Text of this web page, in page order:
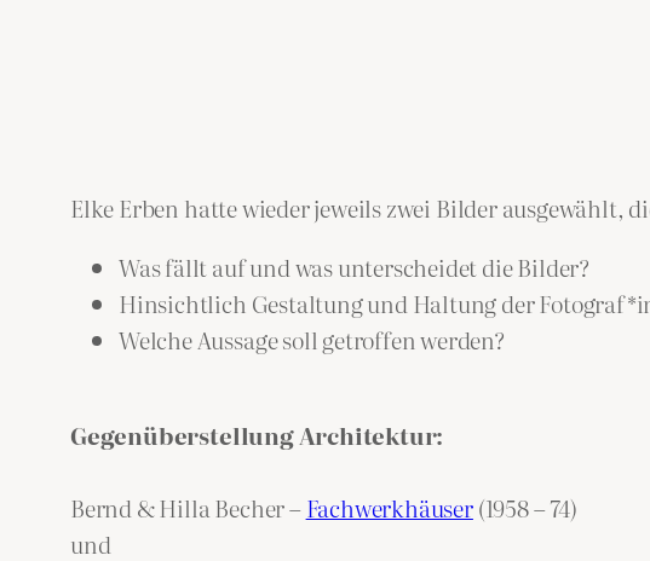
Elke Erben hatte wieder jeweils zwei Bilder ausgewählt,
Was fällt auf und was unterscheidet die Bilder?
Hinsichtlich Gestaltung und Haltung der
Welche Aussage soll getroffen werden?
Gegenüberstellung Architektur:
Bernd & Hilla Becher –Fachwerkhäuser(1958 – 74)
und